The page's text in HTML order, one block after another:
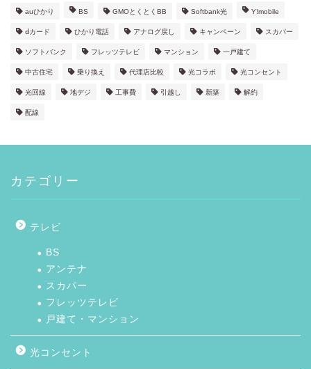
auひかり BS GMOとくとくBB Softbank光 Y!mobile
ⅾカード ひかり電話 アナログ戻し キャンペーン スカパー
ソフトバンク フレッツテレビ マンション 一戸建て
中古住宅 乗り換え 代理店比較 光コラボ 光コンセント
光回線 地デジ 工事費 引越し 新築 解約
配線
カテゴリー
テレビ
BS
アンテナ
スカパー
フレッツテレビ
戸建て・マンション
光コンセント